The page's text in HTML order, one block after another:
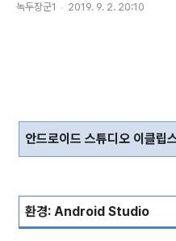
녹두장군1 2019. 9. 2. 20:10
안드로이드 스튜디오 이클립
환경: Android Studio